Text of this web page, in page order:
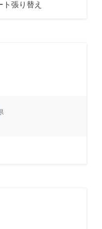
張り替え